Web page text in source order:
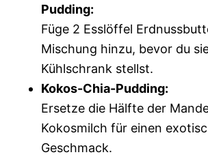
Pudding:
Füge 2 Esslöffel
Mischung hinzu, bevor du
Kühlschrank stellst.
Kokos-Chia-Pudding:
Ersetze die Hälfte der
Kokosmilch für einen
Geschmack.